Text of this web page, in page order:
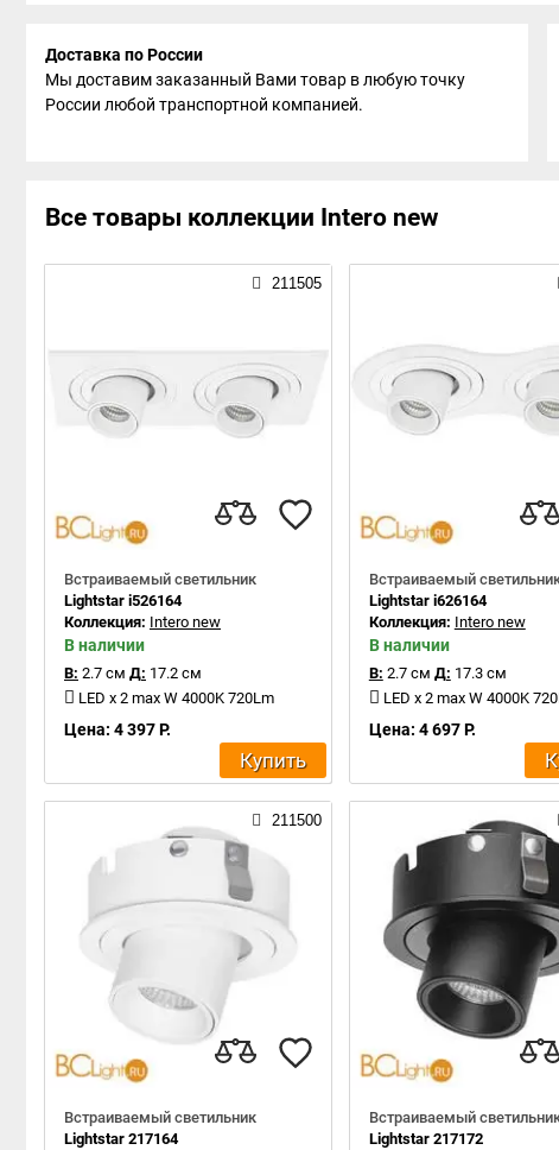
Доставка по России
Мы доставим заказанный Вами товар в любую точку
России любой транспортной компанией.
Все товары коллекции Intero new
211505
Встраиваемый светильник
Lightstar i526164
Коллекция: Intero new
В наличии
В: 2.7 см Д: 17.2 см
LED x 2 max W 4000K 720Lm
Цена: 4 397 Р.
Купить
Встраиваемый
Lightstar i626164
Коллекция: Intero new
В наличии
В: 2.7 см Д: 17.3 см
LED x 2 max W 4000K
Цена: 4 697 Р.
211500
Встраиваемый светильник
Lightstar 217164
Встраиваемый
Lightstar 217172